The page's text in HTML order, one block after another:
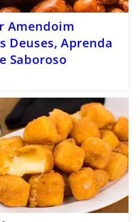
Amendoim
Deuses, Aprenda
Saboroso